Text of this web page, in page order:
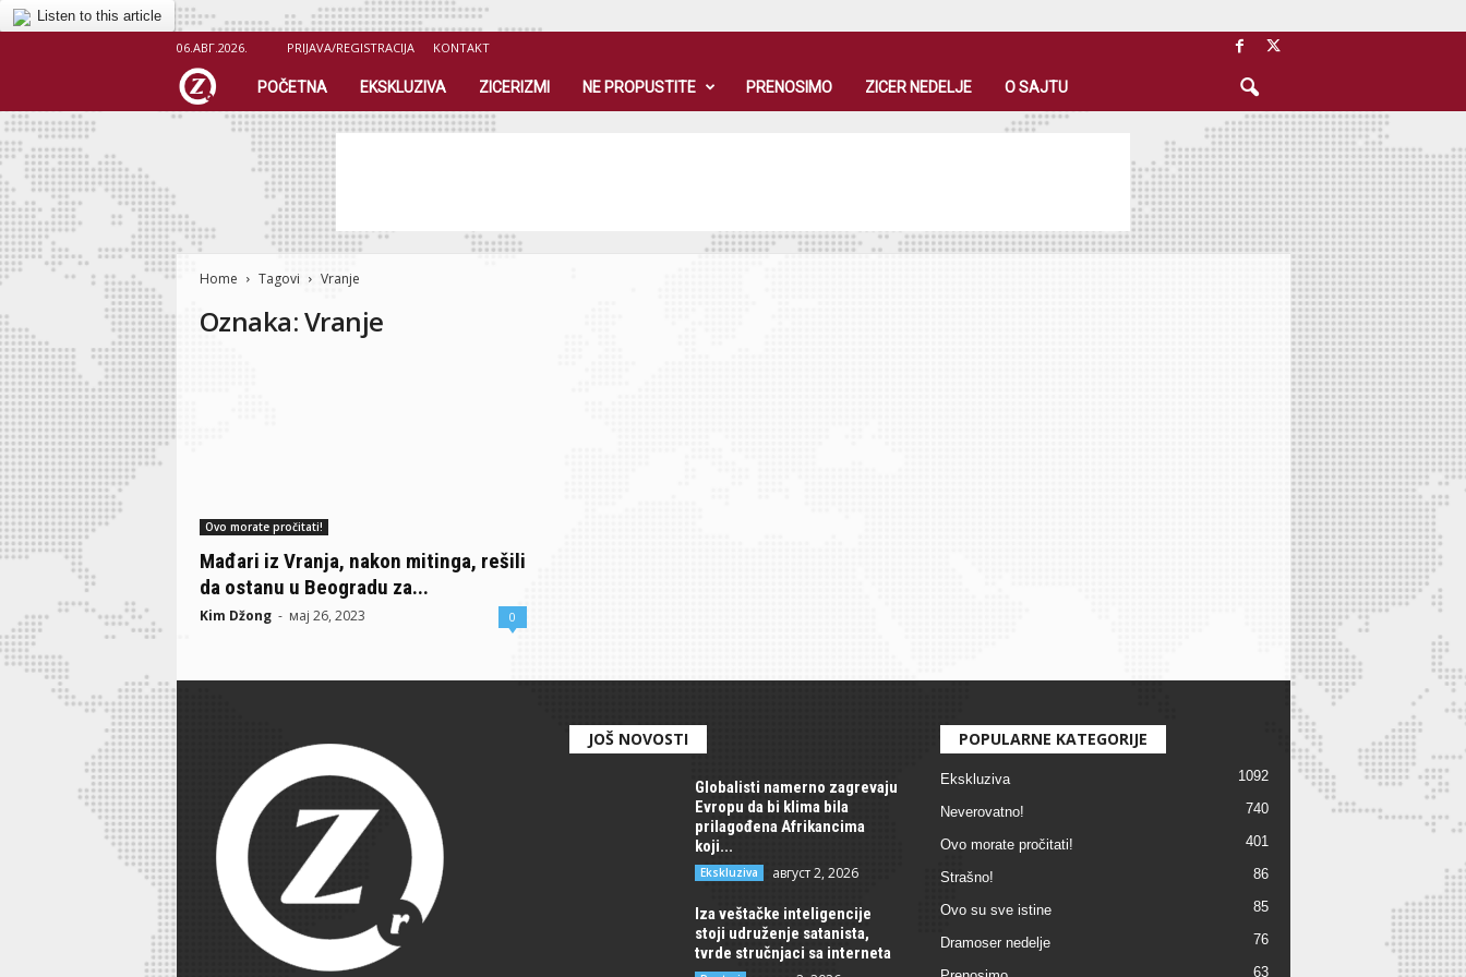
Listen to this article
06.АВГ.2026.
PRIJAVA/REGISTRACIJA KONTAKT
i
.
POČETNA EKSKLUZIVA ZICERIZMI NE PROPUSTITE PRENOSIMO ZICER NEDELJE O SAJTU
Home Tagovi Vranje
Oznaka: Vranje
Ovo morate pročitati!
Mađari iz Vranja, nakon mitinga, rešili
da ostanu u Beogradu za...
Kim Džong - мај 26, 2023 0
JOŠ NOVOSTI
Globalisti namerno zagrevaju
Evropu da bi klima bila
prilagođena Afrikancima
koji...
Ekskluziva август 2, 2026
Iza veštačke inteligencije
stoji udruženje satanista,
tvrde stručnjaci sa interneta
POPULARNE KATEGORIJE
Ekskluziva 1092
Neverovatno! 740
Ovo morate pročitati! 401
Strašno! 86
Ovo su sve istine 85
Dramoser nedelje 76
63